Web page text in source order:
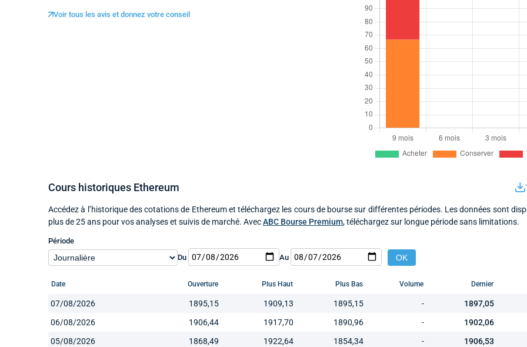
Voir tous les avis et donnez votre conseil
Cours historiques Ethereum
Accédez à l’historique des cotations de Ethereum et téléchargez les cours de bourse sur différentes périodes. Les données sont
plus de 25 ans pour vos analyses et suivis de marché. AvecABC Bourse Premium, téléchargez sur longue période sans limitations.
Période
Du
Au
Date Ouverture Plus Haut Plus Bas Volume Dernier
07/08/2026 1895,15 1909,13 1895,15 - 1897,05
06/08/2026
1906,44 1917,70 1890,96 - 1902,06
05/08/2026
1868,49 1922,64 1854,34 - 1906,53